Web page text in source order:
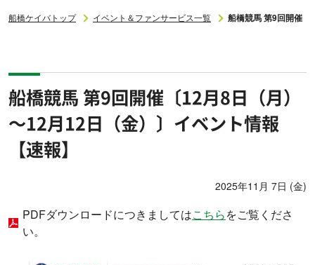
船橋ケイバトップ イベント＆ファンサービス一覧 船橋競馬 第9回開催
船橋競馬 第9回開催〔12月8日（月）
～12月12日（金）〕イベント情報
【速報】
2025年11月 7日 (金)
PDFダウンロードにつきましてはこちらをご覧くださ
い。